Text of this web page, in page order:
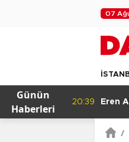
07
Günün
Haberleri
20:39 Eren Ali
/